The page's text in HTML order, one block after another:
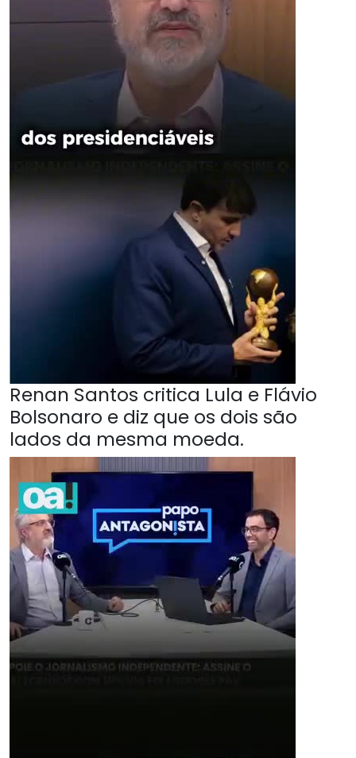
Renan Santos critica Lula e Flávio
Bolsonaro e diz que os dois são
lados da mesma moeda.